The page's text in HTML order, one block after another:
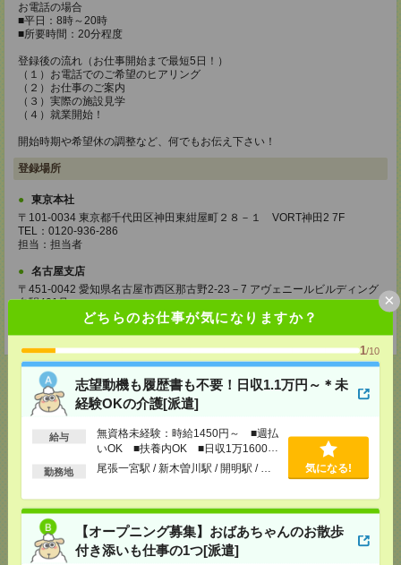
どちらのお仕事が気になりますか？
1/10
志望動機も履歴書も不要！日収1.1万円～＊未
経験OKの介護[派遣]
給与
無資格未経験：時給1450円～ ■週払
いOK ■扶養内OK ■日収1万1600円
以上
勤務地 尾張一宮駅 / 新木曽川駅 / 開明駅 / … 気になる!
【オープニング募集】おばあちゃんのお散歩
付き添いも仕事の1つ[派遣]
×
お電話の場合
■平日：8時～20時
■所要時間：20分程度
登録後の流れ（お仕事開始まで最短5日！）
（１）お電話でのご希望のヒアリング
（２）お仕事のご案内
（３）実際の施設見学
（４）就業開始！
開始時期や希望休の調整など、何でもお伝え下さい！
登録場所
東京本社
〒101-0034 東京都千代田区神田東紺屋町２８－１ VORT神田2 7F
TEL：0120-936-286
担当：担当者
名古屋支店
〒451-0042 愛知県名古屋市西区那古野2-23－7 アヴェニールビルディング
名駅401号
TEL：0120-936-286
応募ページへ
メールで送る